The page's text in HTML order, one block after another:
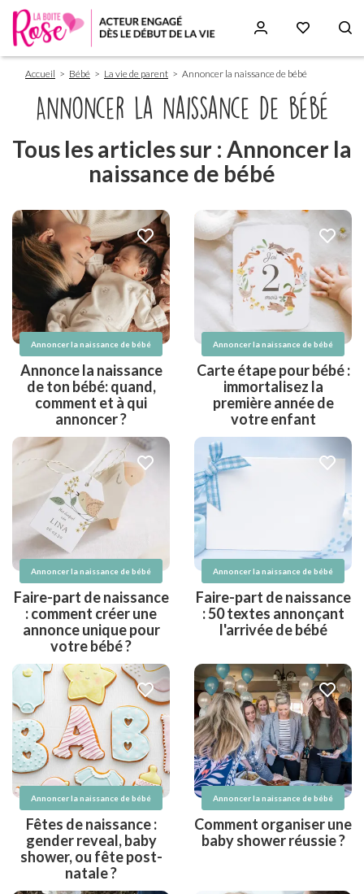
contenu
principal
Fil
d'Ariane
Accueil Bébé La vie de parent Annoncer la naissance de bébé
Annoncer la naissance de bébé
Tous les articles sur : Annoncer la
naissance de bébé
Annoncer la naissance de bébé
Annonce la naissance
de ton bébé: quand,
comment et à qui
annoncer ?
Annoncer la naissance de bébé
Carte étape pour bébé :
immortalisez la
première année de
votre enfant
Annoncer la naissance de bébé
Faire-part de naissance
: comment créer une
annonce unique pour
votre bébé ?
Annoncer la naissance de bébé
Faire-part de naissance
: 50 textes annonçant
l'arrivée de bébé
Annoncer la naissance de bébé
Fêtes de naissance :
gender reveal, baby
shower, ou fête post-
natale ?
Annoncer la naissance de bébé
Comment organiser une
baby shower réussie ?